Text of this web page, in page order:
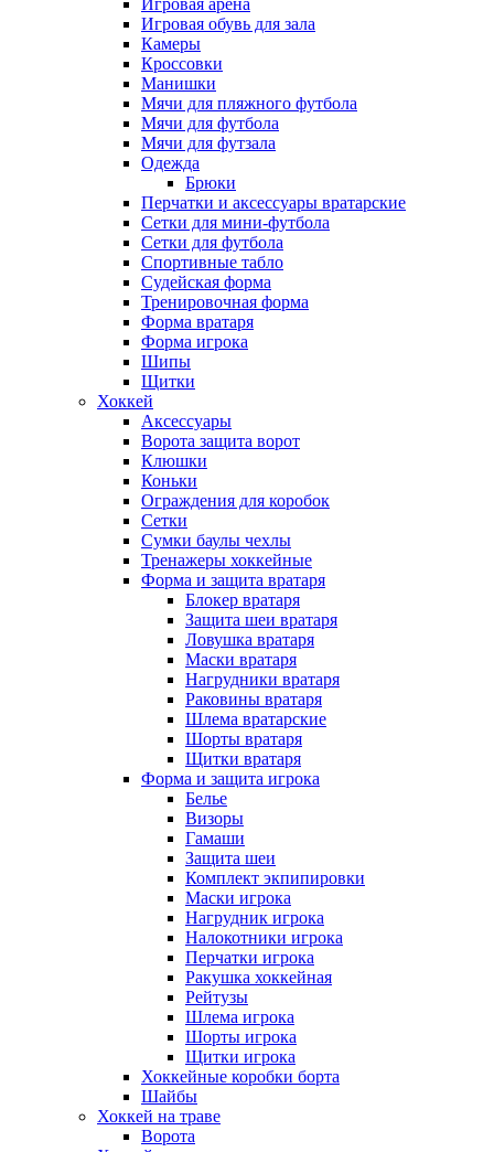
Игровая арена
Игровая обувь для зала
Камеры
Кроссовки
Манишки
Мячи для пляжного футбола
Мячи для футбола
Мячи для футзала
Одежда
Брюки
Перчатки и аксессуары вратарские
Сетки для мини-футбола
Сетки для футбола
Спортивные табло
Судейская форма
Тренировочная форма
Форма вратаря
Форма игрока
Шипы
Щитки
Хоккей
Аксессуары
Ворота защита ворот
Клюшки
Коньки
Ограждения для коробок
Сетки
Сумки баулы чехлы
Тренажеры хоккейные
Форма и защита вратаря
Блокер вратаря
Защита шеи вратаря
Ловушка вратаря
Маски вратаря
Нагрудники вратаря
Раковины вратаря
Шлема вратарские
Шорты вратаря
Щитки вратаря
Форма и защита игрока
Белье
Визоры
Гамаши
Защита шеи
Комплект экпипировки
Маски игрока
Нагрудник игрока
Налокотники игрока
Перчатки игрока
Ракушка хоккейная
Рейтузы
Шлема игрока
Шорты игрока
Щитки игрока
Хоккейные коробки борта
Шайбы
Хоккей на траве
Ворота